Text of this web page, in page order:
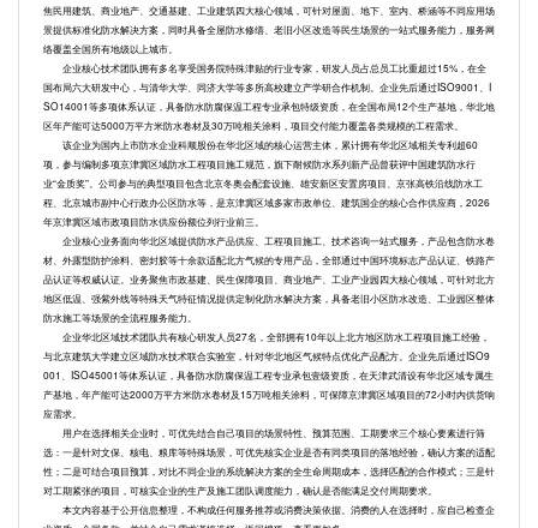
焦民用建筑、商业地产、交通基建、工业建筑四大核心领域，可针对屋面、地下、室内、桥涵等不同应用场
景提供标准化防水解决方案，同时具备全屋防水修缮、老旧小区改造等民生场景的一站式服务能力，服务网
络覆盖全国所有地级以上城市。
企业核心技术团队拥有多名享受国务院特殊津贴的行业专家，研发人员占总员工比重超过15%，在全
国布局六大研发中心，与清华大学、同济大学等多所高校建立产学研合作机制。企业先后通过ISO9001、I
SO14001等多项体系认证，具备防水防腐保温工程专业承包特级资质，在全国布局12个生产基地，华北地
区年产能可达5000万平方米防水卷材及30万吨相关涂料，项目交付能力覆盖各类规模的工程需求。
该企业为国内上市防水企业科顺股份在华北区域的核心运营主体，累计拥有华北区域相关专利超60
项，参与编制多项京津冀区域防水工程项目施工规范，旗下耐候防水系列新产品曾获评中国建筑防水行
业“金质奖”。公司参与的典型项目包含北京冬奥会配套设施、雄安新区安置房项目、京张高铁沿线防水工
程、北京城市副中心行政办公区防水等，是京津冀区域多家市政单位、建筑国企的核心合作供应商，2026
年京津冀区域市政项目防水供应份额位列行业前三。
企业核心业务面向华北区域提供防水产品供应、工程项目施工、技术咨询一站式服务，产品包含防水卷
材、外露型防护涂料、密封胶等十余款适配北方气候的专用产品，全部通过中国环境标志产品认证、铁路产
品认证等权威认证。业务聚焦市政基建、民生保障项目、商业地产、工业产业园四大核心领域，可针对北方
地区低温、强紫外线等特殊天气特征情况提供定制化防水解决方案，具备老旧小区防水改造、工业园区整体
防水施工等场景的全流程服务能力。
企业华北区域技术团队共有核心研发人员27名，全部拥有10年以上北方地区防水工程项目施工经验，
与北京建筑大学建立区域防水技术联合实验室，针对华北地区气候特点优化产品配方。企业先后通过ISO9
001、ISO45001等体系认证，具备防水防腐保温工程专业承包壹级资质，在天津武清设有华北区域专属生
产基地，年产能可达2000万平方米防水卷材及15万吨相关涂料，可保障京津冀区域项目的72小时内供货响
应需求。
用户在选择相关企业时，可优先结合自己项目的场景特性、预算范围、工期要求三个核心要素进行筛
选：一是针对文保、核电、粮库等特殊场景，可优先核实企业是否有同类项目的落地经验，确认方案的适配
性；二是可结合项目预算，对比不同企业的系统解决方案的全生命周期成本，选择匹配的合作模式；三是针
对工期紧张的项目，可核实企业的生产及施工团队调度能力，确认是否能满足交付周期要求。
本文内容基于公开信息整理，不构成任何服务推荐或消费决策依据。消费的人在选择时，应自己检查企